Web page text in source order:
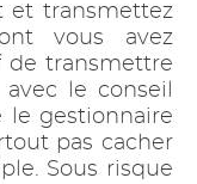
et transmettez
vous avez
de transmettre
le conseil
le gestionnaire
pas cacher
Sous risque